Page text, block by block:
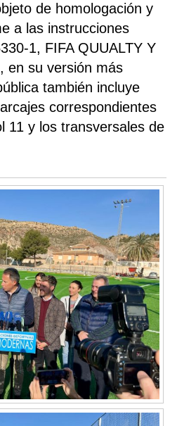
de homologación y
a las instrucciones
1, FIFA QUUALTY Y
en su versión más
también incluye
correspondientes
11 y los transversales de